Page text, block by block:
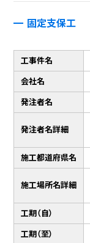
固定支保工
工事件名
会社名
発注者名
発注者名詳細
施工都道府県名
施工場所名詳細
工期（自）
工期（至）